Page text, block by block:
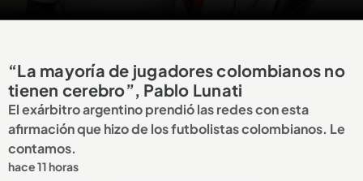
“La mayoría de jugadores colombianos no
tienen cerebro”, Pablo Lunati
El exárbitro argentino prendió las redes con esta
afirmación que hizo de los futbolistas colombianos. Le
contamos.
hace 11 horas